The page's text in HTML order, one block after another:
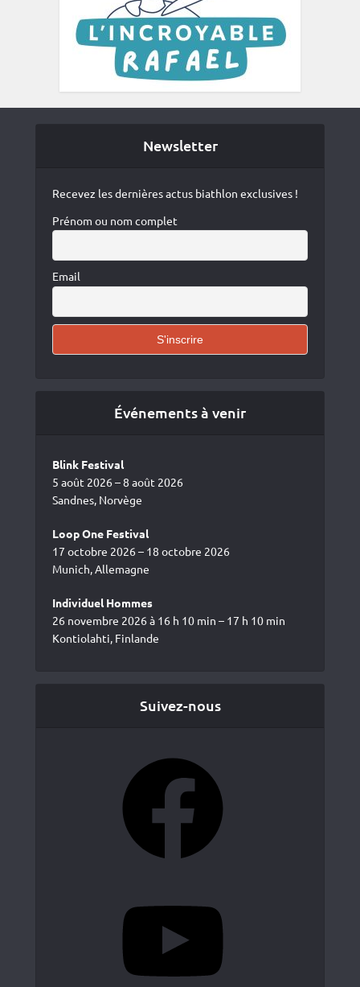
Newsletter
Recevez les dernières actus biathlon exclusives !
Prénom ou nom complet
Email
Événements à venir
Blink Festival
5 août 2026 – 8 août 2026
Sandnes, Norvège
Loop One Festival
17 octobre 2026 – 18 octobre 2026
Munich, Allemagne
Individuel Hommes
26 novembre 2026 à 16 h 10 min – 17 h 10 min
Kontiolahti, Finlande
Suivez-nous